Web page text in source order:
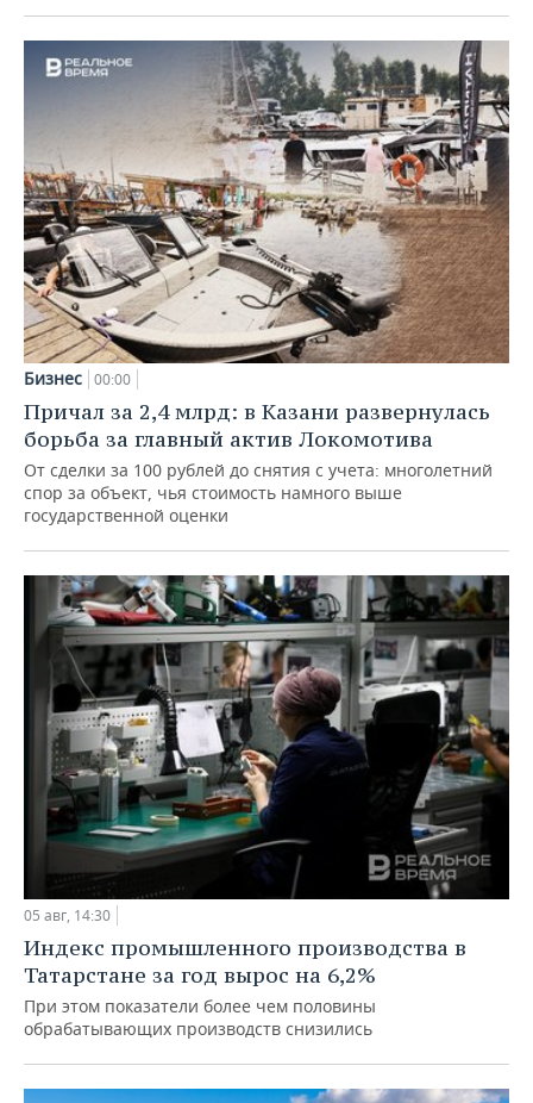
Бизнес 00:00
Причал за 2,4 млрд: в Казани развернулась
борьба за главный актив Локомотива
От сделки за 100 рублей до снятия с учета: многолетний
спор за объект, чья стоимость намного выше
государственной оценки
05 авг, 14:30
Индекс промышленного производства в
Татарстане за год вырос на 6,2%
При этом показатели более чем половины
обрабатывающих производств снизились